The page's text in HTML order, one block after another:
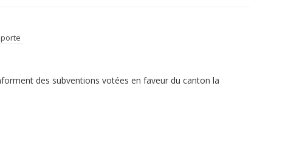
des subventions votées en faveur du canton la